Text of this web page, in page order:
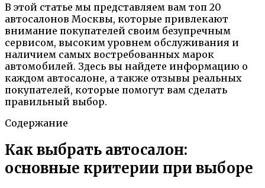
В этой статье мы представляем вам топ 20
автосалонов Москвы, которые привлекают
внимание покупателей своим безупречным
сервисом, высоким уровнем обслуживания и
наличием самых востребованных марок
автомобилей. Здесь вы найдете информацию о
каждом автосалоне, а также отзывы реальных
покупателей, которые помогут вам сделать
правильный выбор.
Содержание
Как выбрать автосалон:
основные критерии при выборе